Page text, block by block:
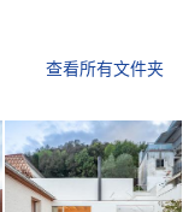
查看所有文件夹